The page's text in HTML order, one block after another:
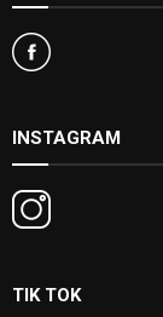
INSTAGRAM
TIK TOK